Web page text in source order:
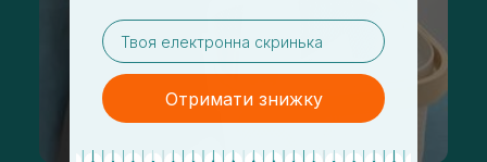
email
Отримати знижку